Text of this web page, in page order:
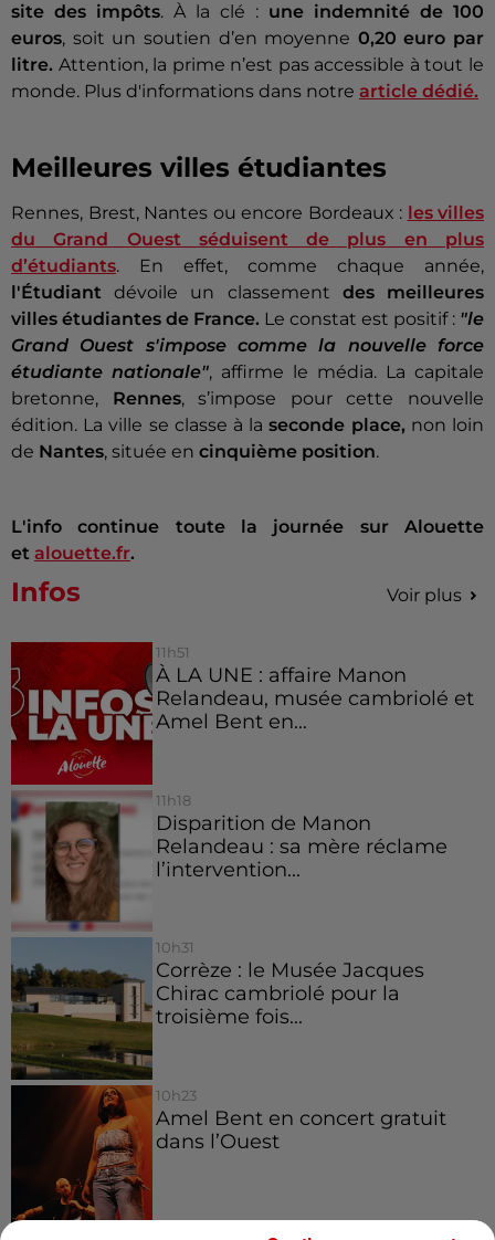
site des impôts. À la clé : une indemnité de 100
euros, soit un soutien d’en moyenne 0,20 euro par
litre. Attention, la prime n’est pas accessible à tout le
monde. Plus d'informations dans notre article dédié.
Meilleures villes étudiantes
Rennes, Brest, Nantes ou encore Bordeaux : les villes
du Grand Ouest séduisent de plus en plus
d’étudiants. En effet, comme chaque année,
l'Étudiantdévoile un classement des meilleures
villes étudiantes de France. Le constat est positif : "le
Grand Ouest s'impose comme la nouvelle force
étudiante nationale", affirme le média. La capitale
bretonne, Rennes, s’impose pour cette nouvelle
édition. La ville se classe à la seconde place, non loin
de Nantes, située en cinquième position.
L'info continue toute la journée sur Alouette
et alouette.fr.
Infos Voir plus
11h51
À LA UNE : affaire Manon
Relandeau, musée cambriolé et
Amel Bent en...
11h18
Disparition de Manon
Relandeau : sa mère réclame
l’intervention...
10h31
Corrèze : le Musée Jacques
Chirac cambriolé pour la
troisième fois...
10h23
Amel Bent en concert gratuit
dans l’Ouest